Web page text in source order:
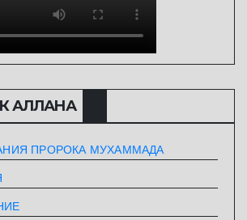
АЛЛАHА
ПРОРОКА МУХАММАДА